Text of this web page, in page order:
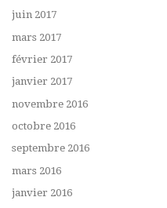
juin 2017
mars 2017
février 2017
janvier 2017
novembre 2016
octobre 2016
septembre 2016
mars 2016
janvier 2016